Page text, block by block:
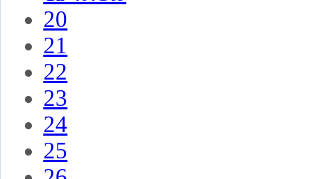
20
21
22
23
24
25